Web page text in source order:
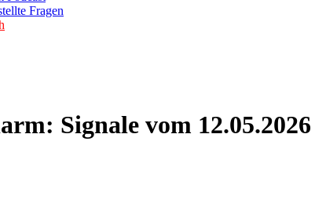
Fragen
Signale vom 12.05.2026